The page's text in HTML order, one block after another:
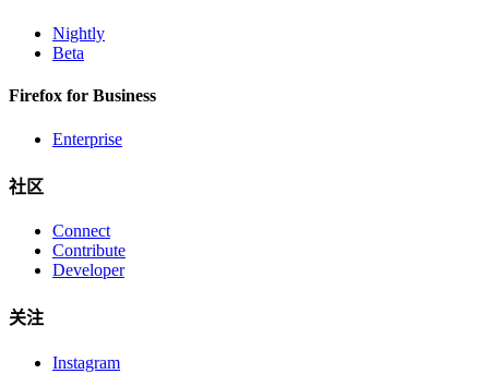
Nightly
Beta
Firefox for Business
Enterprise
社区
Connect
Contribute
Developer
关注
Instagram